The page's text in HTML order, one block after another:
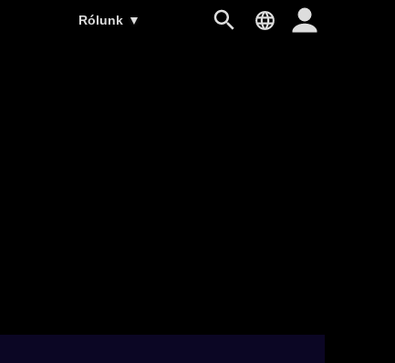
Rólunk ▼